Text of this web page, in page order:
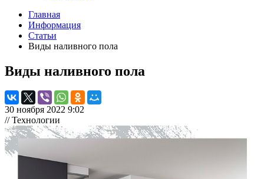
Главная
Информация
Статьи
Виды наливного пола
Виды наливного пола
30 ноября 2022 9:02
// Технологии